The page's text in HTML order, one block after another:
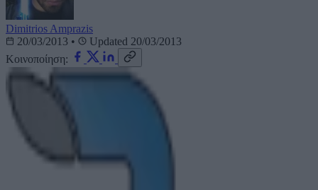
Dimitrios Amprazis
20/03/2013 •
Updated 20/03/2013
Κοινοποίηση: